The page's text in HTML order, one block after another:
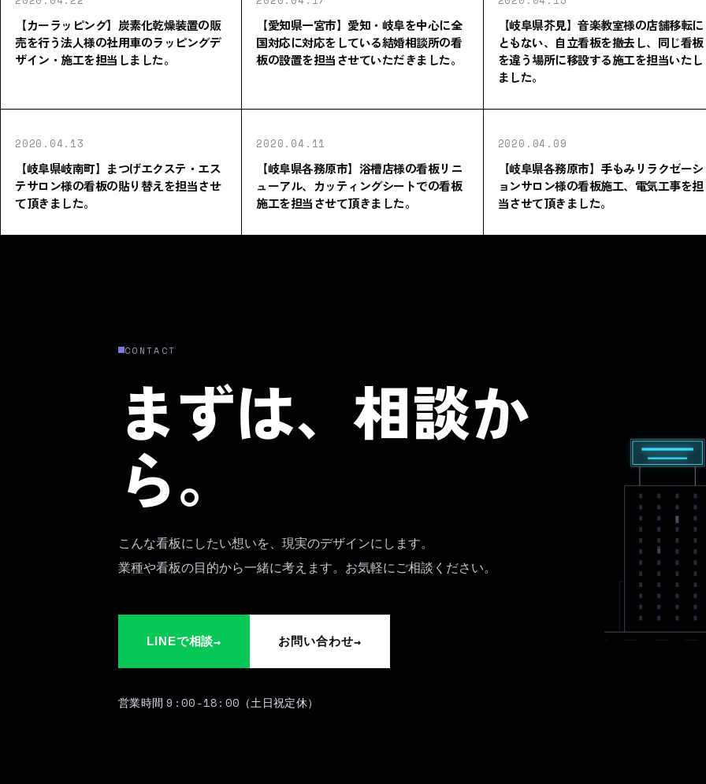
【カーラッピング】炭素化乾燥装置の販
売を行う法人様の社用車のラッピングデ
ザイン・施工を担当しました。
【愛知県一宮市】愛知・岐阜を中心に全
国対応に対応をしている結婚相談所の看
板の設置を担当させていただきました。
【岐阜県芥見】音楽教室様の店舗移転に
ともない、自立看板を撤去し、同じ看板
を違う場所に移設する施工を担当いたし
ました。
2020.04.13
【岐阜県岐南町】まつげエクステ・エス
テサロン様の看板の貼り替えを担当させ
て頂きました。
2020.04.11
【岐阜県各務原市】浴槽店様の看板リニ
ューアル、カッティングシートでの看板
施工を担当させて頂きました。
2020.04.09
【岐阜県各務原市】手もみリラクゼーシ
ョンサロン様の看板施工、電気工事を担
当させて頂きました。
CONTACT
まずは、相談か
ら。
こんな看板にしたい想いを、現実のデザインにします。
業種や看板の目的から一緒に考えます。お気軽にご相談ください。
LINEで相談→ お問い合わせ→
営業時間9:00-18:00 （土日祝定休）